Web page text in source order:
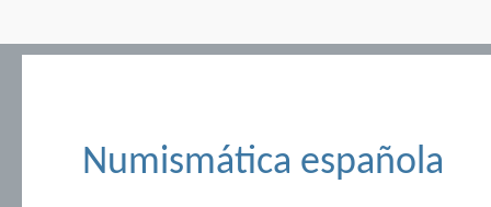
Numismática española